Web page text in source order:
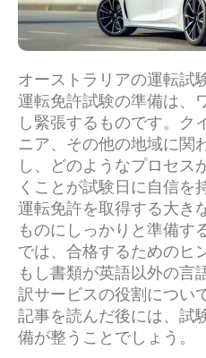
オーストラリアの運転試
運転免許試験の準備は、
し緊張するものです。ク
ニア、その他の地域に関
し、どのようなプロセス
くことが試験日に自信を
運転免許を取得する大き
ものにしっかりと準備す
では、合格するためのヒ
もし書類が英語以外の言
訳サービスの役割につい
記事を読んだ後には、試
備が整うことでしょう。